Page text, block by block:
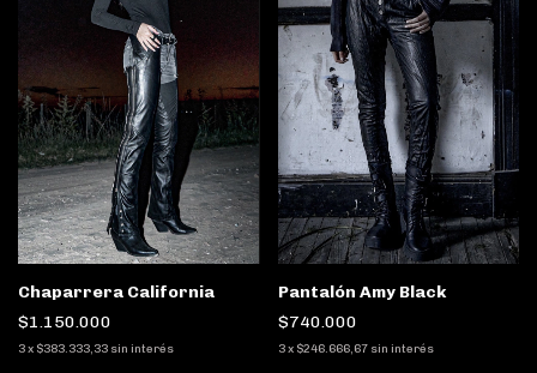
Chaparrera California
$1.150.000
3x $383.333,33 sin interés
Pantalón Amy Black
$740.000
3 x $246.666,67 sin interés